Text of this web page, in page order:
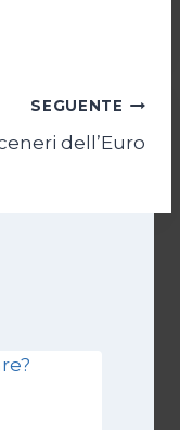
SEGUENTE
dell’Euro